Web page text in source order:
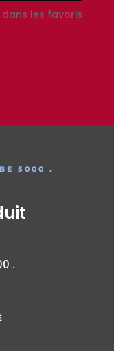
les favoris
5000 .
.